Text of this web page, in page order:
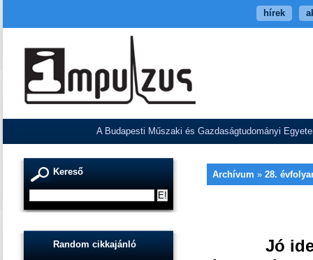
hírek
A Budapesti Műszaki és Gazdaságtudományi
Kereső
Random cikkajánló
Archívum » 28.
Jó